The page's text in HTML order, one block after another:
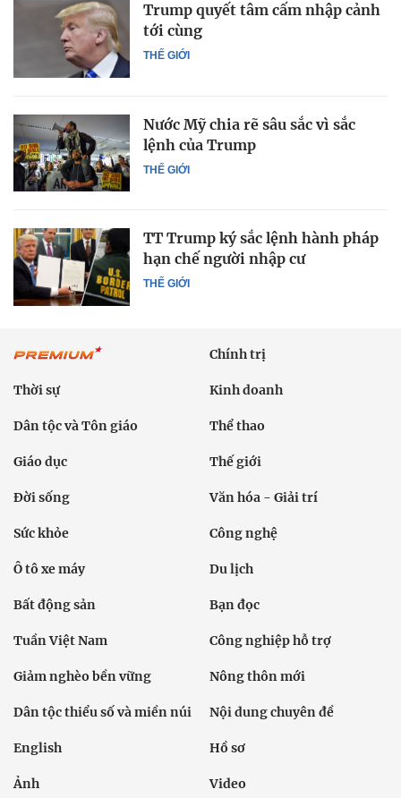
THẾ GIỚI
Trump quyết tâm cấm nhập cảnh
tới cùng
THẾ GIỚI
Nước Mỹ chia rẽ sâu sắc vì sắc
lệnh của Trump
THẾ GIỚI
TT Trump ký sắc lệnh hành pháp
hạn chế người nhập cư
Chính trị
Thời sự Kinh doanh
Dân tộc và Tôn giáo Thể thao
Giáo dục Thế giới
Đời sống Văn hóa - Giải trí
Sức khỏe Công nghệ
Ô tô xe máy Du lịch
Bất động sản Bạn đọc
Tuần Việt Nam Công nghiệp hỗ trợ
Giảm nghèo bền vững Nông thôn mới
Dân tộc thiểu số và miền núi Nội dung chuyên đề
English Hồ sơ
Ảnh Video